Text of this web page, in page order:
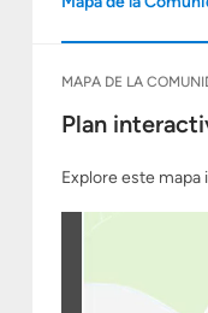
MAPA DE LA
Plan
Explore este